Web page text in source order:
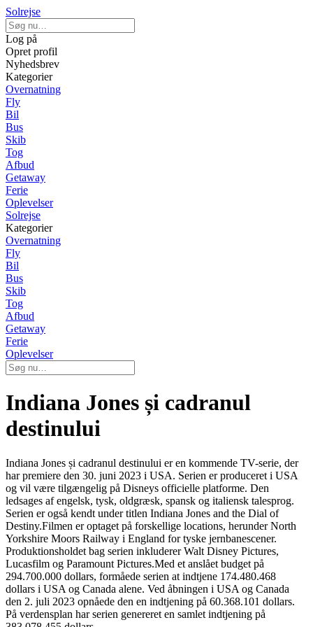
Solrejse
Log på
Opret profil
Nyhedsbrev
Kategorier
Overnatning
Fly
Bil
Bus
Skib
Tog
Afbud
Getaway
Ferie
Oplevelser
Solrejse
Kategorier
Overnatning
Fly
Bil
Bus
Skib
Tog
Afbud
Getaway
Ferie
Oplevelser
Indiana Jones și cadranul
destinului
Indiana Jones și cadranul destinului er en kommende TV-serie, der
har premiere den 30. juni 2023 i USA. Serien er produceret i USA
og vil være tilgængelig på Disneys officielle platforme. Den
ledsages af engelsk, tysk, oldgræsk, spansk og italiensk talesprog.
Serien er også kendt under titlen Indiana Jones and the Dial of
Destiny.Filmen er optaget på forskellige locations, herunder North
Yorkshire Moors Railway i England for tyske jernbanescener.
Produktionsholdet bag serien inkluderer Walt Disney Pictures,
Lucasfilm og Paramount Pictures.Med et anslået budget på
294.700.000 dollars, formåede serien at indtjene 174.480.468
dollars i USA og Canada alene. Ved åbningen i USA og Canada
den 2. juli 2023 opnåede den en indtjening på 60.368.101 dollars.
På verdensplan har serien genereret en samlet indtjening på